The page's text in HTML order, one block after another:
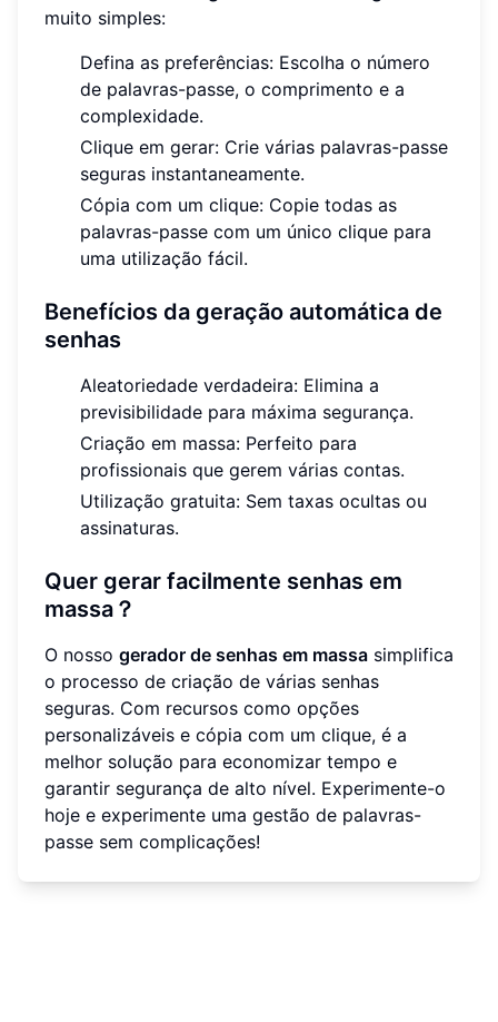
muito simples:
Defina as preferências: Escolha o número
de palavras-passe, o comprimento e a
complexidade.
Clique em gerar: Crie várias palavras-passe
seguras instantaneamente.
Cópia com um clique: Copie todas as
palavras-passe com um único clique para
uma utilização fácil.
Benefícios da geração automática de
senhas
Aleatoriedade verdadeira: Elimina a
previsibilidade para máxima segurança.
Criação em massa: Perfeito para
profissionais que gerem várias contas.
Utilização gratuita: Sem taxas ocultas ou
assinaturas.
Quer gerar facilmente senhas em
massa？
O nosso gerador de senhas em massa simplifica
o processo de criação de várias senhas
seguras. Com recursos como opções
personalizáveis e cópia com um clique, é a
melhor solução para economizar tempo e
garantir segurança de alto nível. Experimente-o
hoje e experimente uma gestão de palavras-
passe sem complicações!